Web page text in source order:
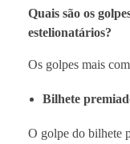
Quais são os
estelionatários?
Os golpes mais
Bilhete
O golpe do bilhete